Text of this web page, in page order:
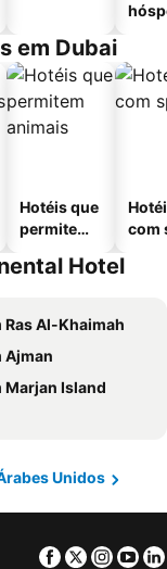
em Dubai
Hotéis que
permitem
com
Hotel
Ras Al-Khaimah
Ajman
Marjan Island
Unidos
Facebook
Twitter